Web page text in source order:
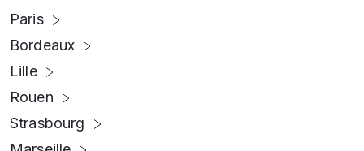
Paris
Bordeaux
Lille
Rouen
Strasbourg